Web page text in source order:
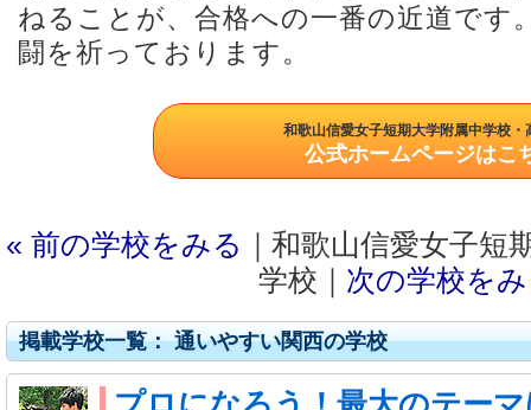
ねることが、合格への一番の近道です
闘を祈っております。
和歌山信愛女子短期大学附属中学校・
公式ホームページはこ
« 前の学校をみる ｜和歌山信愛女子短
学校｜ 次の学校を
掲載学校一覧： 通いやすい関西の学校